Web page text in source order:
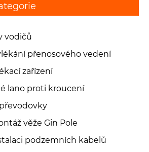
vodičů
přenosového vedení
zařízení
lano proti kroucení
věže Gin Pole
podzemních kabelů